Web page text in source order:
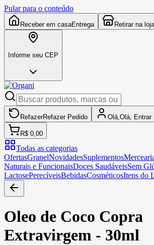
Pular para o conteúdo
Receber em casaEntrega Retirar na loja
Informe seu CEP
RefazerRefazer Pedido Olá, Olá, Entrar
R$ 0,00
Todas as categorias
OfertasGranelNovidadesSuplementos
Naturais e FuncionaisDoces SaudáveisSem
LactosePerecíveisBebidasCosméticosItens do
Oleo de Coco Copra
Extravirgem - 30ml